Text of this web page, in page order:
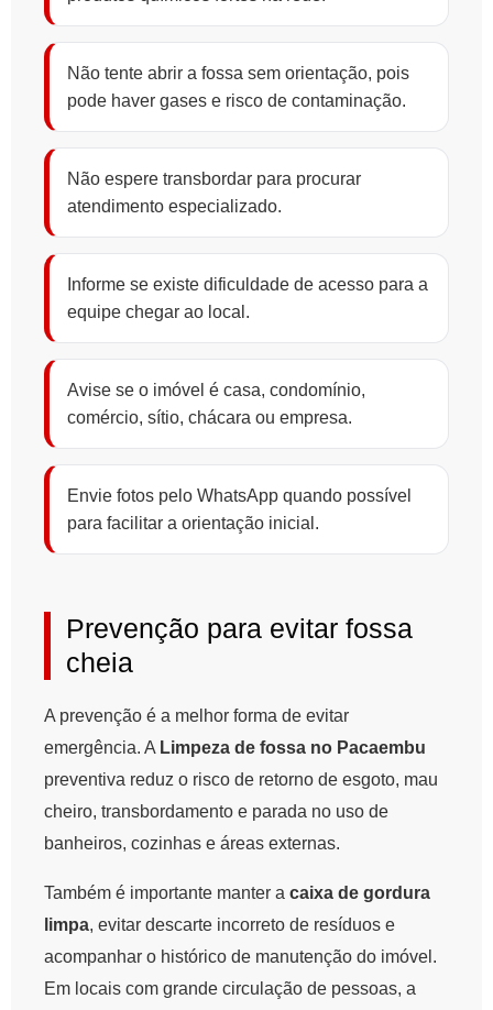
Não tente abrir a fossa sem orientação, pois
pode haver gases e risco de contaminação.
Não espere transbordar para procurar
atendimento especializado.
Informe se existe dificuldade de acesso para a
equipe chegar ao local.
Avise se o imóvel é casa, condomínio,
comércio, sítio, chácara ou empresa.
Envie fotos pelo WhatsApp quando possível
para facilitar a orientação inicial.
Prevenção para evitar fossa
cheia
A prevenção é a melhor forma de evitar
emergência. A Limpeza de fossa no Pacaembu
preventiva reduz o risco de retorno de esgoto, mau
cheiro, transbordamento e parada no uso de
banheiros, cozinhas e áreas externas.
Também é importante manter a caixa de gordura
limpa, evitar descarte incorreto de resíduos e
acompanhar o histórico de manutenção do imóvel.
Em locais com grande circulação de pessoas, a